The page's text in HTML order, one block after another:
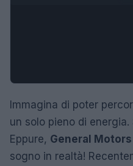
Immagina di poter
un solo pieno di
Eppure, General Motors
sogno in realtà!